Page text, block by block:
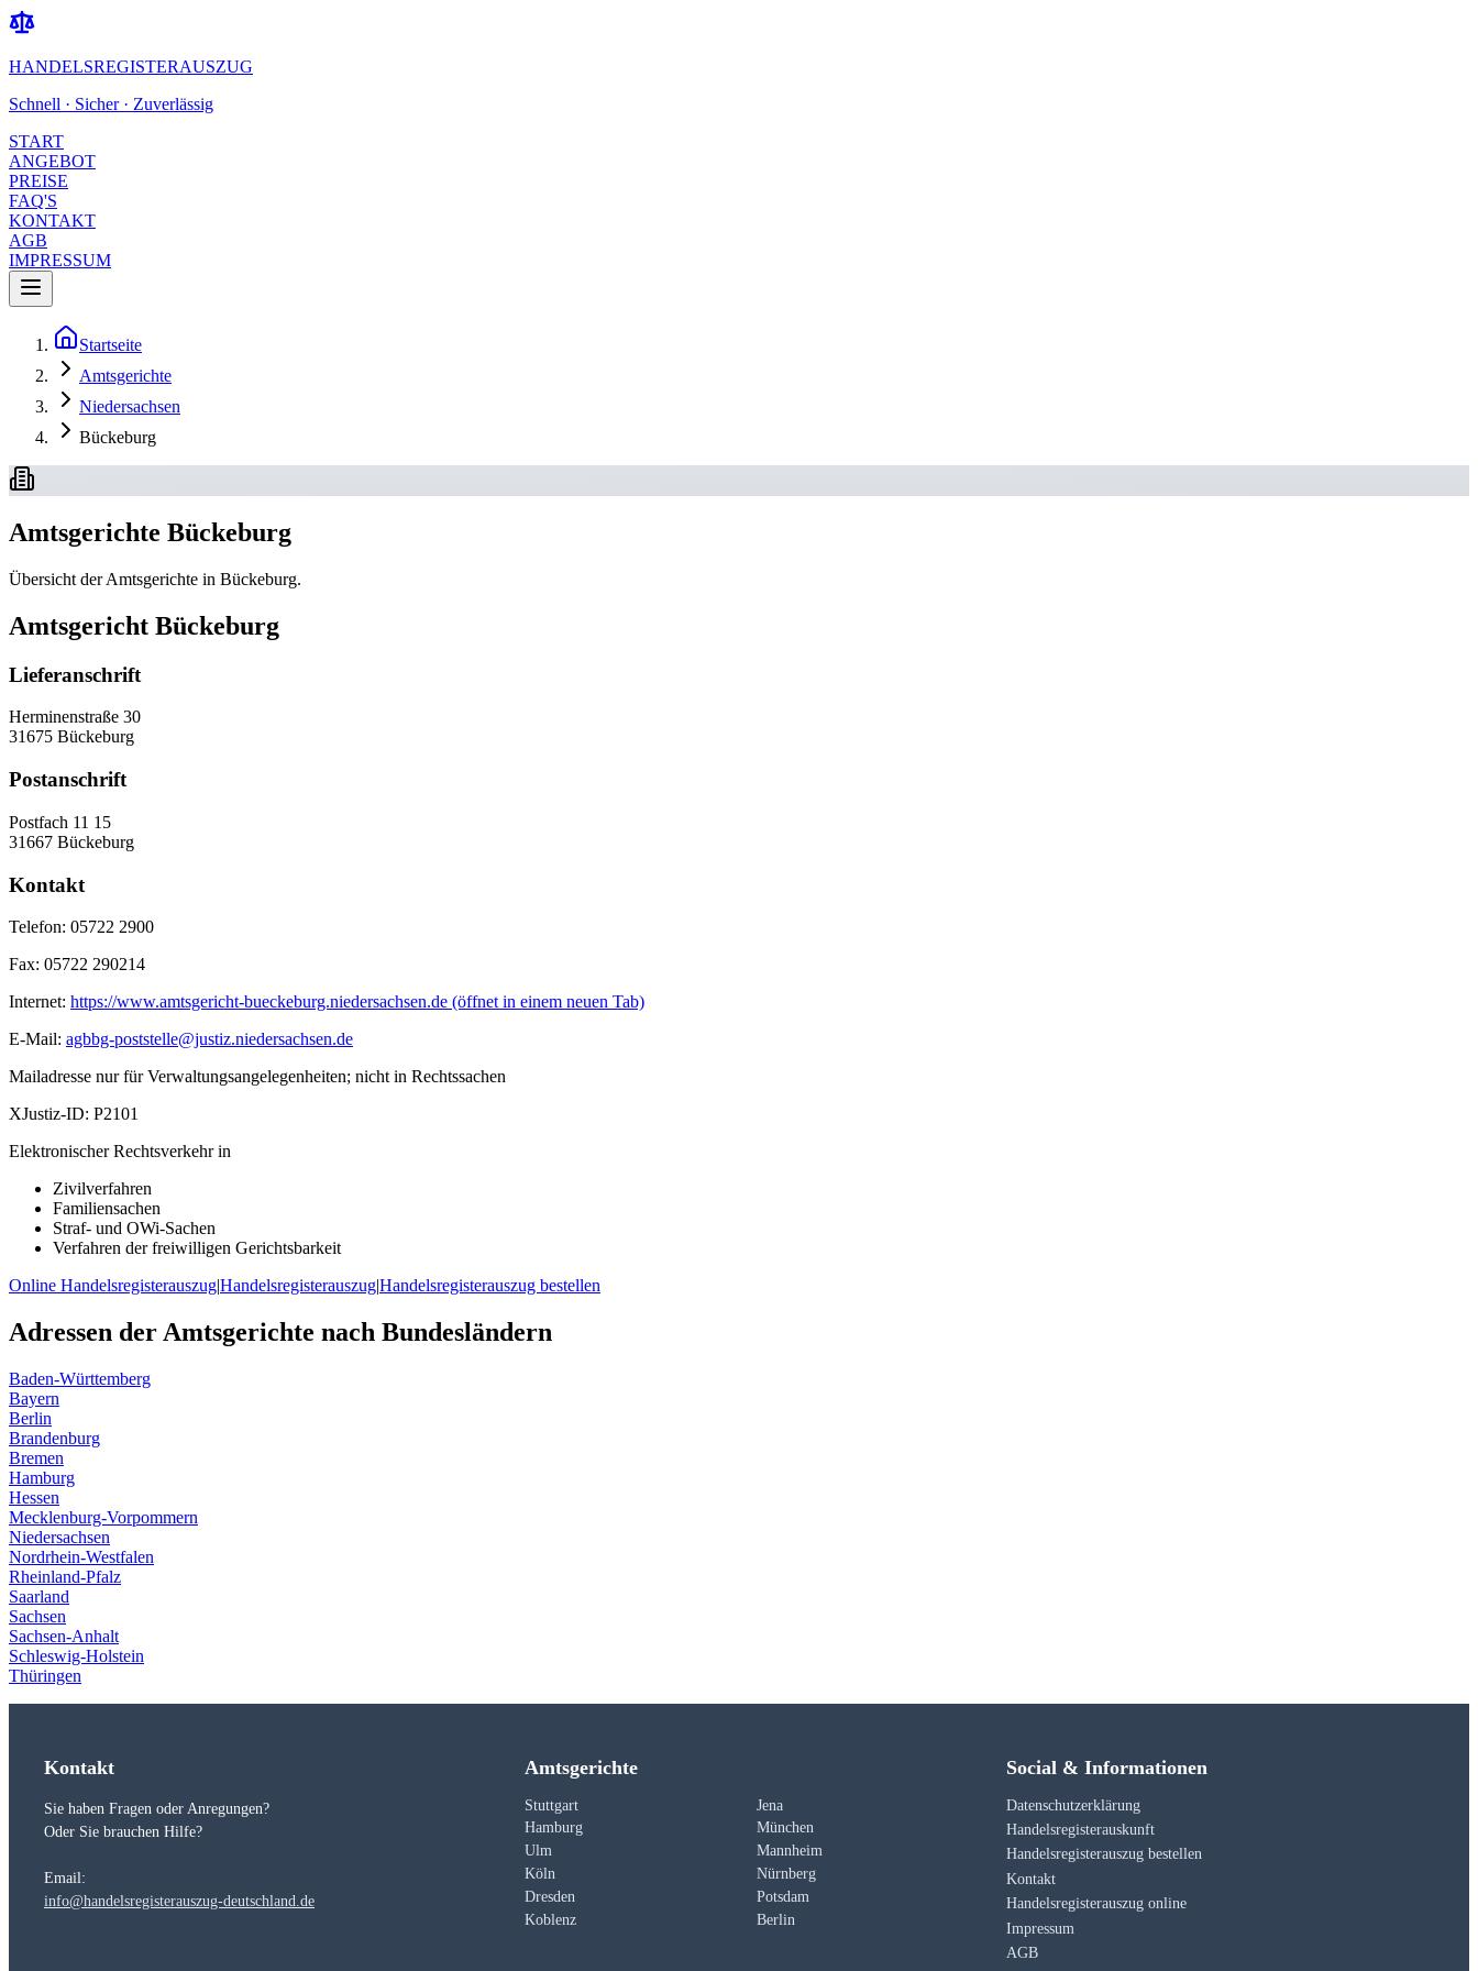
HANDELSREGISTERAUSZUG
Schnell · Sicher · Zuverlässig
START
ANGEBOT
PREISE
FAQ'S
KONTAKT
AGB
IMPRESSUM
Startseite
Amtsgerichte
Niedersachsen
Bückeburg
Amtsgerichte Bückeburg
Übersicht der Amtsgerichte in Bückeburg.
Amtsgericht Bückeburg
Lieferanschrift
Herminenstraße 30
31675 Bückeburg
Postanschrift
Postfach 11 15
31667 Bückeburg
Kontakt
Telefon: 05722 2900
Fax: 05722 290214
Internet: https://www.amtsgericht-bueckeburg.niedersachsen.de (öffnet in einem neuen Tab)
E-Mail: agbbg-poststelle@justiz.niedersachsen.de
Mailadresse nur für Verwaltungsangelegenheiten; nicht in Rechtssachen
XJustiz-ID: P2101
Elektronischer Rechtsverkehr in
Zivilverfahren
Familiensachen
Straf- und OWi-Sachen
Verfahren der freiwilligen Gerichtsbarkeit
Online Handelsregisterauszug|Handelsregisterauszug|Handelsregisterauszug bestellen
Adressen der Amtsgerichte nach Bundesländern
Baden-Württemberg
Bayern
Berlin
Brandenburg
Bremen
Hamburg
Hessen
Mecklenburg-Vorpommern
Niedersachsen
Nordrhein-Westfalen
Rheinland-Pfalz
Saarland
Sachsen
Sachsen-Anhalt
Schleswig-Holstein
Thüringen
Kontakt
Sie haben Fragen oder Anregungen?
Oder Sie brauchen Hilfe?
Email:
info@handelsregisterauszug-deutschland.de
Amtsgerichte
Stuttgart
Jena
Hamburg
München
Ulm
Mannheim
Köln
Nürnberg
Dresden
Potsdam
Koblenz
Berlin
Social & Informationen
Datenschutzerklärung
Handelsregisterauskunft
Handelsregisterauszug bestellen
Kontakt
Handelsregisterauszug online
Impressum
AGB